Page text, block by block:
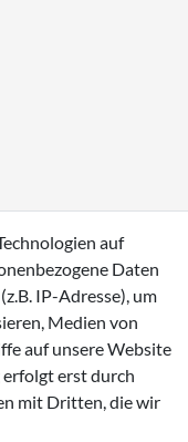
auf
Daten
IP-Adresse), um
Medien von
auf unsere Website
erst durch
mit Dritten, die wir